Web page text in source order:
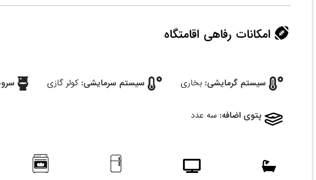
امکانات رفاهی اقامتگاه
سیستم گرمایشی: بخاری سیستم سرمایشی: کولر گازی
پتوی اضافه: سه عدد